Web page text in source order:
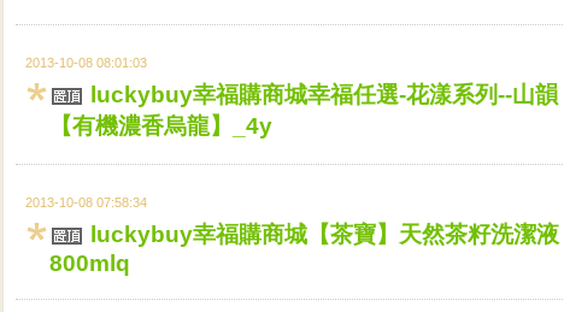
2013-10-08 08:01:03
luckybuy幸福購商城幸福任選-花漾系列--山韻
【有機濃香烏龍】_4y
2013-10-08 07:58:34
luckybuy幸福購商城【茶寶】天然茶籽洗潔液
800mlq